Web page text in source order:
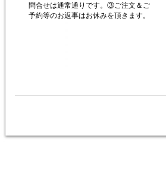
問合せは通常通りです。③ご注文＆ご
予約等のお返事はお休みを頂きます。